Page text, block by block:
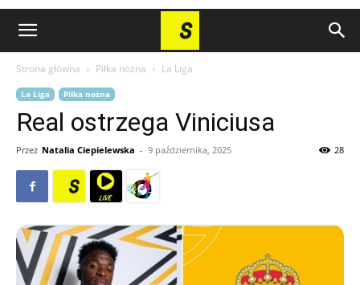
Strona główna Piłka nożna La Liga
La Liga Piłka nożna
Real ostrzega Viniciusa
Przez Natalia Ciepielewska - 9 października, 2025 28